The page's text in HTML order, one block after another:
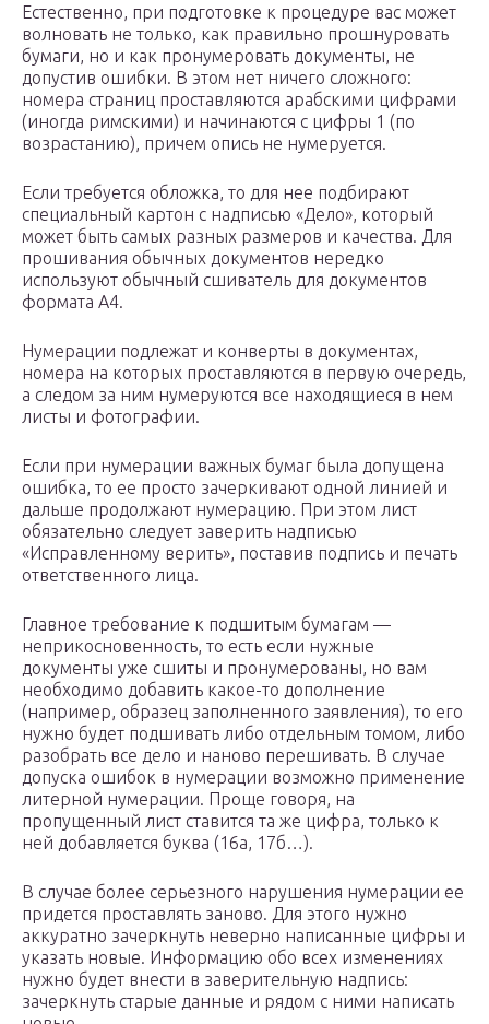
Естественно, при подготовке к процедуре вас может
волновать не только, как правильно прошнуровать
бумаги, но и как пронумеровать документы, не
допустив ошибки. В этом нет ничего сложного:
номера страниц проставляются арабскими цифрами
(иногда римскими) и начинаются с цифры 1 (по
возрастанию), причем опись не нумеруется.
Если требуется обложка, то для нее подбирают
специальный картон с надписью «Дело», который
может быть самых разных размеров и качества. Для
прошивания обычных документов нередко
используют обычный сшиватель для документов
формата А4.
Нумерации подлежат и конверты в документах,
номера на которых проставляются в первую очередь,
а следом за ним нумеруются все находящиеся в нем
листы и фотографии.
Если при нумерации важных бумаг была допущена
ошибка, то ее просто зачеркивают одной линией и
дальше продолжают нумерацию. При этом лист
обязательно следует заверить надписью
«Исправленному верить», поставив подпись и печать
ответственного лица.
Главное требование к подшитым бумагам —
неприкосновенность, то есть если нужные
документы уже сшиты и пронумерованы, но вам
необходимо добавить какое-то дополнение
(например, образец заполненного заявления), то его
нужно будет подшивать либо отдельным томом, либо
разобрать все дело и наново перешивать. В случае
допуска ошибок в нумерации возможно применение
литерной нумерации. Проще говоря, на
пропущенный лист ставится та же цифра, только к
ней добавляется буква (16а, 17б…).
В случае более серьезного нарушения нумерации ее
придется проставлять заново. Для этого нужно
аккуратно зачеркнуть неверно написанные цифры и
указать новые. Информацию обо всех изменениях
нужно будет внести в заверительную надпись:
зачеркнуть старые данные и рядом с ними написать